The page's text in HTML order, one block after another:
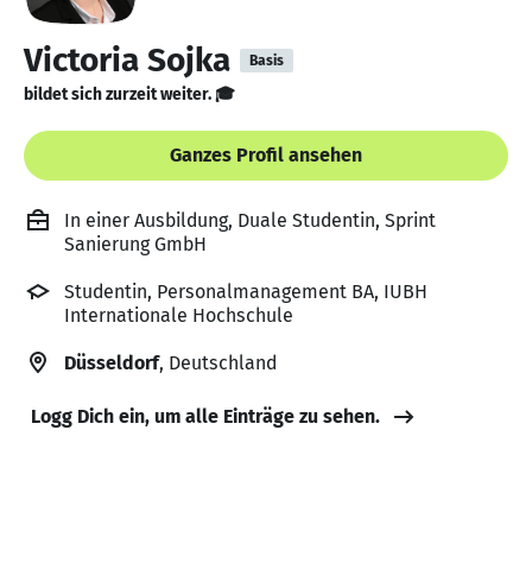
Victoria Sojka Basis
bildet sich zurzeit weiter. 🎓
Ganzes Profil ansehen
In einer Ausbildung, Duale Studentin, Sprint
Sanierung GmbH
Studentin, Personalmanagement BA, IUBH
Internationale Hochschule
Düsseldorf, Deutschland
Logg Dich ein, um alle Einträge zu sehen.